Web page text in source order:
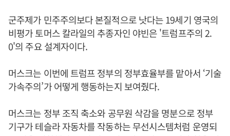
군주제가 민주주의보다 본질적으로 낫다는 19세기 영국의
비평가 토머스 칼라일의 추종자인 야빈은 '트럼프주의 2.
0'의 주요 설계자이다.
머스크는 이번에 트럼프 정부의 정부효율부를 맡아서 ‘기술
가속주의’가 어떻게 행동하는지 보여줬다.
머스크는 정부 조직 축소와 공무원 삭감을 명분으로 정부
기구가 테슬라 자동차를 작동하는 무선시스템처럼 운영되